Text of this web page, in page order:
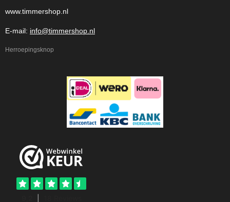
www.timmershop.nl
E-mail: info@timmershop.nl
Herroepingsknop